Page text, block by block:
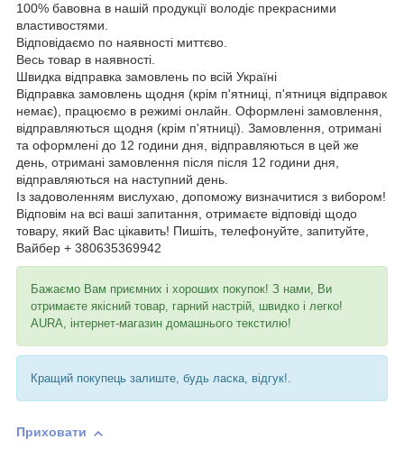
100% бавовна в нашій продукції володіє прекрасними
властивостями.
Відповідаємо по наявності миттєво.
Весь товар в наявності.
Швидка відправка замовлень по всій Україні
Відправка замовлень щодня (крім п'ятниці, п'ятниця відправок
немає), працюємо в режимі онлайн. Оформлені замовлення,
відправляються щодня (крім п'ятниці). Замовлення, отримані
та оформлені до 12 години дня, відправляються в цей же
день, отримані замовлення після після 12 години дня,
відправляються на наступний день.
Із задоволенням вислухаю, допоможу визначитися з вибором!
Відповім на всі ваші запитання, отримаєте відповіді щодо
товару, який Вас цікавить! Пишіть, телефонуйте, запитуйте,
Вайбер + 380635369942
Бажаємо Вам приємних і хороших покупок! З нами, Ви
отримаєте якісний товар, гарний настрій, швидко і легко!
AURA, інтернет-магазин домашнього текстилю!
Кращий покупець залиште, будь ласка, відгук!.
Приховати